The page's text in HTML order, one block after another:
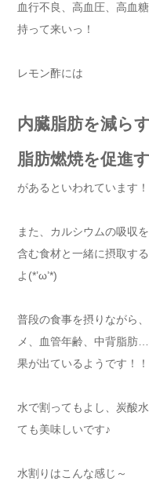
血行不良、高血圧、高血
持って来いっ！
レモン酢には
内臓脂肪を減ら
脂肪燃焼を促進
があるといわれています！
また、カルシウムの吸収
含む食材と一緒に摂取す
よ(*’ω’*)
普段の食事を摂りながら
メ、血管年齢、中背脂肪
果が出ているようです！！
水で割ってもよし、炭酸
ても美味しいです♪
水割りはこんな感じ～